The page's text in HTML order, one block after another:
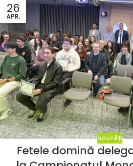
26
APR.
NOUTĂȚI
Fetele domină